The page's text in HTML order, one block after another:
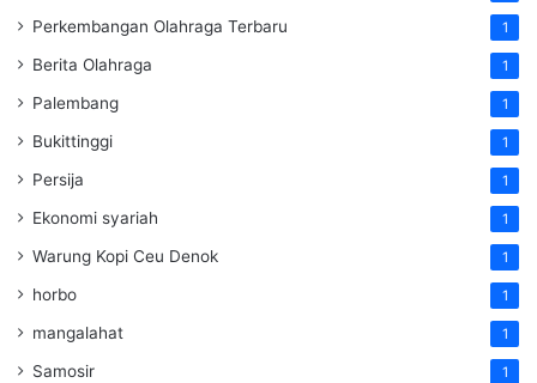
Perkembangan Olahraga Terbaru 1
Berita Olahraga 1
Palembang 1
Bukittinggi 1
Persija 1
Ekonomi syariah 1
Warung Kopi Ceu Denok 1
horbo 1
mangalahat 1
Samosir 1